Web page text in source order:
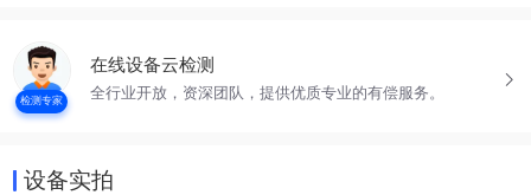
检测专家
在线设备云检测
全行业开放，资深团队，提供优质专业的有偿服务。
设备实拍